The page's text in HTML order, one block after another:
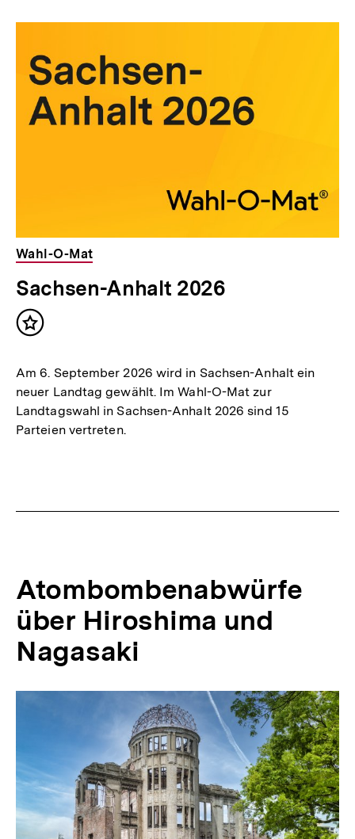
Wahl-O-Mat
Sachsen-Anhalt 2026
Inhalt
Am 6. September 2026 wird in Sachsen-Anhalt ein
neuer Landtag gewählt. Im Wahl-O-Mat zur
Landtagswahl in Sachsen-Anhalt 2026 sind 15
Parteien vertreten.
Atombombenabwürfe
über Hiroshima und
Nagasaki